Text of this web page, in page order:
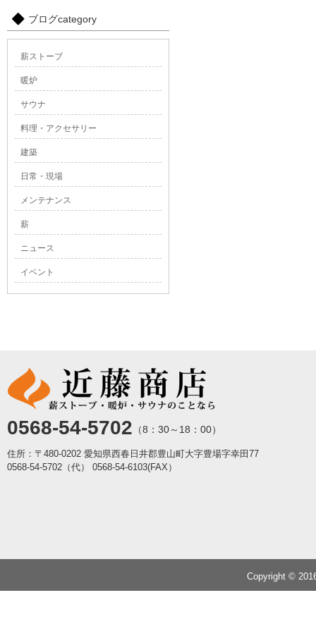
ブログcategory
薪ストーブ
暖炉
サウナ
料理・アクセサリー
建築
日常・現場
メンテナンス
薪
ニュース
イベント
0568-54-5702 （8：30～18：00）
住所：〒480-0202 愛知県西春日井郡豊山町大字豊場字幸田77
0568-54-5702（代）
0568-54-6103(FAX）
Copyright ©